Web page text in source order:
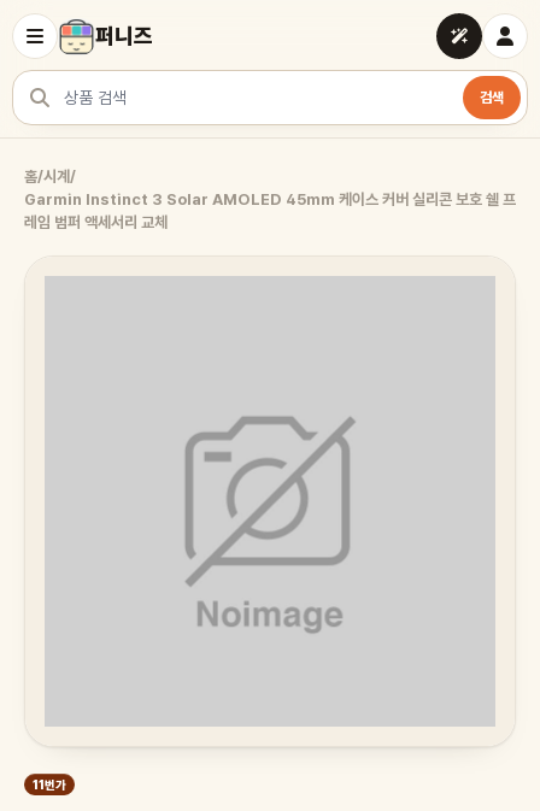
퍼니즈
상품 검색
검색
홈/시계 /
Garmin Instinct 3 Solar AMOLED 45mm 케이스 커버 실리콘 보호 쉘 프
레임 범퍼 액세서리 교체
11번가